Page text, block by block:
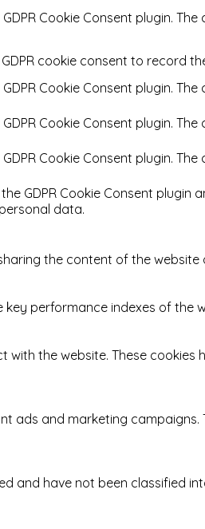
Cookie Consent plugin.
cookie consent to record
Cookie Consent plugin.
Cookie Consent plugin.
Cookie Consent plugin.
GDPR Cookie Consent
data.
the content of the
performance indexes of the
the website. These
ads and marketing
and have not been classified